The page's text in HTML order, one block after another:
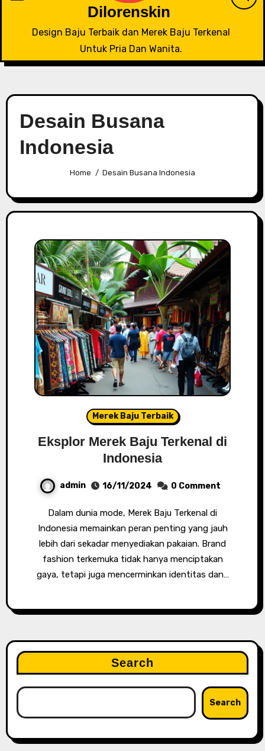
Dilorenskin
Design Baju Terbaik dan Merek Baju Terkenal
Untuk Pria Dan Wanita.
Desain Busana
Indonesia
Home Desain Busana Indonesia
Merek Baju Terbaik
Eksplor Merek Baju Terkenal di
Indonesia
admin 16/11/2024 0 Comment
Dalam dunia mode, Merek Baju Terkenal di
Indonesia memainkan peran penting yang jauh
lebih dari sekadar menyediakan pakaian. Brand
fashion terkemuka tidak hanya menciptakan
gaya, tetapi juga mencerminkan identitas dan…
Search
Search